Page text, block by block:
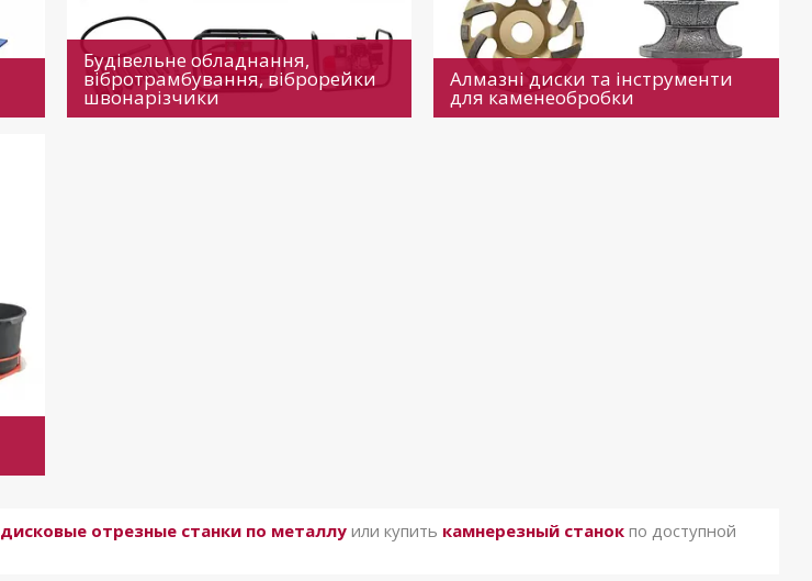
Будівельне обладнання,
вібротрамбування, віброрейки
швонарізчики
Алмазні диски та інструменти
для каменеобробки
дисковые отрезные станки по металлу или купить камнерезный станок по доступной